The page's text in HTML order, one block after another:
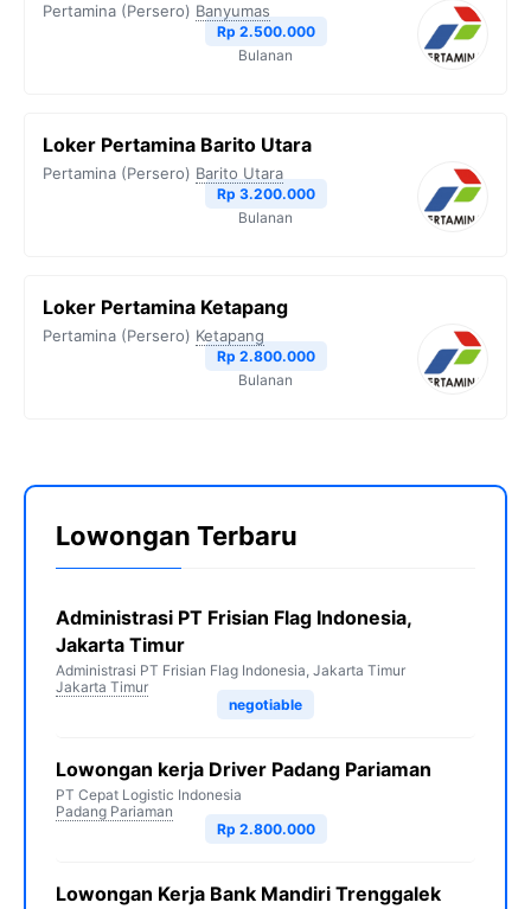
Pertamina (Persero) Banyumas
Rp 2.500.000
Bulanan
Loker Pertamina Barito Utara
Pertamina (Persero) Barito Utara
Rp 3.200.000
Bulanan
Loker Pertamina Ketapang
Pertamina (Persero) Ketapang
Rp 2.800.000
Bulanan
Lowongan Terbaru
Administrasi PT Frisian Flag Indonesia,
Jakarta Timur
Administrasi PT Frisian Flag Indonesia, Jakarta Timur
Jakarta Timur
negotiable
Lowongan kerja Driver Padang Pariaman
PT Cepat Logistic Indonesia
Padang Pariaman
Rp 2.800.000
Lowongan Kerja Bank Mandiri Trenggalek